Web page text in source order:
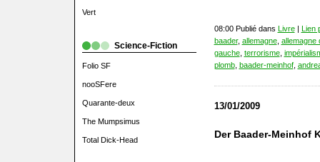
Vert
Science-Fiction
Folio SF
nooSFere
Quarante-deux
The Mumpsimus
Total Dick-Head
08:00 Publié dans Livre| Lien
baader, allemagne, allemagne
gauche, terrorisme,
plomb, baader-meinhof,
13/01/2009
Der Baader-Meinhof